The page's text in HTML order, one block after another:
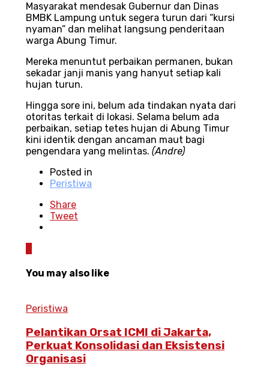
Masyarakat mendesak Gubernur dan Dinas
BMBK Lampung untuk segera turun dari “kursi
nyaman” dan melihat langsung penderitaan
warga Abung Timur.
Mereka menuntut perbaikan permanen, bukan
sekadar janji manis yang hanyut setiap kali
hujan turun.
Hingga sore ini, belum ada tindakan nyata dari
otoritas terkait di lokasi. Selama belum ada
perbaikan, setiap tetes hujan di Abung Timur
kini identik dengan ancaman maut bagi
pengendara yang melintas. (Andre)
Posted in
Peristiwa
Share
Tweet
You may also like
Peristiwa
Pelantikan Orsat ICMI di Jakarta,
Perkuat Konsolidasi dan Eksistensi
Organisasi